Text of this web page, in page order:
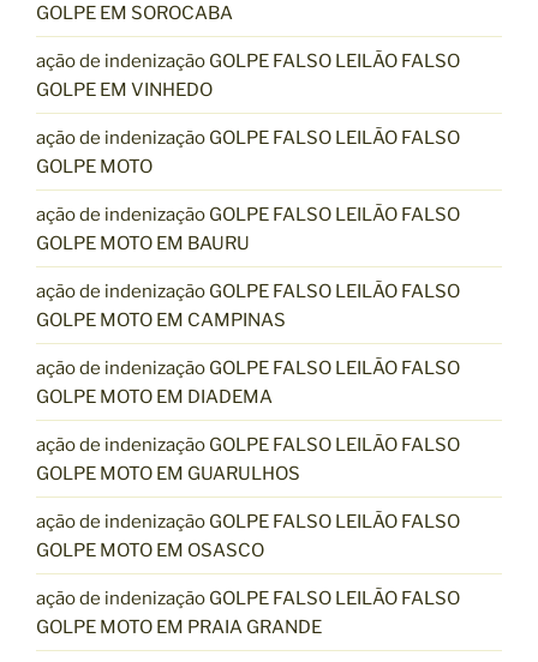
GOLPE EM SOROCABA
ação de indenização GOLPE FALSO LEILÃO FALSO
GOLPE EM VINHEDO
ação de indenização GOLPE FALSO LEILÃO FALSO
GOLPE MOTO
ação de indenização GOLPE FALSO LEILÃO FALSO
GOLPE MOTO EM BAURU
ação de indenização GOLPE FALSO LEILÃO FALSO
GOLPE MOTO EM CAMPINAS
ação de indenização GOLPE FALSO LEILÃO FALSO
GOLPE MOTO EM DIADEMA
ação de indenização GOLPE FALSO LEILÃO FALSO
GOLPE MOTO EM GUARULHOS
ação de indenização GOLPE FALSO LEILÃO FALSO
GOLPE MOTO EM OSASCO
ação de indenização GOLPE FALSO LEILÃO FALSO
GOLPE MOTO EM PRAIA GRANDE